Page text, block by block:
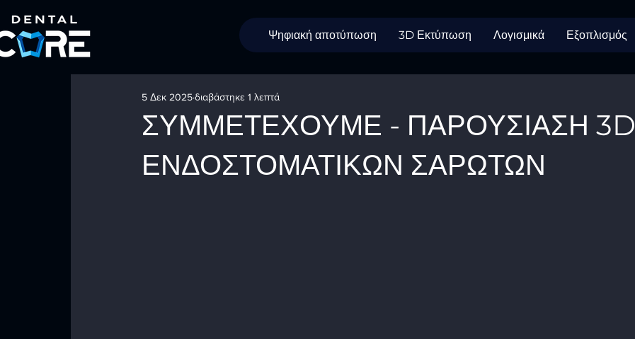
Ψηφιακή αποτύπωση 3D Εκτύπωση Λογισμικά Εξοπλισμός
ΣΥΜΜΕΤΕΧΟΥΜΕ - ΠΑΡΟΥΣΙΑΣΗ 3D
ΕΝΔΟΣΤΟΜΑΤΙΚΩΝ ΣΑΡΩΤΩΝ
5 Δεκ 2025διαβάστηκε 1 λεπτά